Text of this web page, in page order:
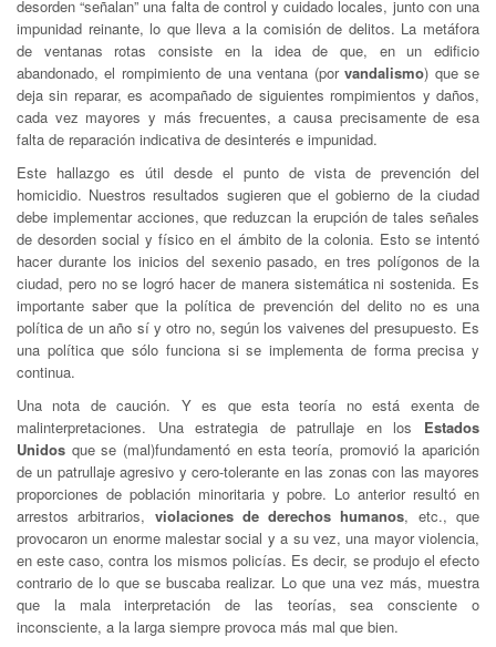
desorden “señalan” una falta de control y cuidado locales, junto con una
impunidad reinante, lo que lleva a la comisión de delitos. La metáfora
de ventanas rotas consiste en la idea de que, en un edificio
abandonado, el rompimiento de una ventana (porvandalismo) que se
deja sin reparar, es acompañado de siguientes rompimientos y daños,
cada vez mayores y más frecuentes, a causa precisamente de esa
falta de reparación indicativa de desinterés e impunidad.
Este hallazgo es útil desde el punto de vista de prevención del
homicidio. Nuestros resultados sugieren que el gobierno de la ciudad
debe implementar acciones, que reduzcan la erupción de tales señales
de desorden social y físico en el ámbito de la colonia. Esto se intentó
hacer durante los inicios del sexenio pasado, en tres polígonos de la
ciudad, pero no se logró hacer de manera sistemática ni sostenida. Es
importante saber que la política de prevención del delito no es una
política de un año sí y otro no, según los vaivenes del presupuesto. Es
una política que sólo funciona si se implementa de forma precisa y
continua.
Una nota de caución. Y es que esta teoría no está exenta de
malinterpretaciones. Una estrategia de patrullaje en los Estados
Unidos que se (mal)fundamentó en esta teoría, promovió la aparición
de un patrullaje agresivo y cero-tolerante en las zonas con las mayores
proporciones de población minoritaria y pobre. Lo anterior resultó en
arrestos arbitrarios, violaciones de derechos humanos, etc., que
provocaron un enorme malestar social y a su vez, una mayor violencia,
en este caso, contra los mismos policías. Es decir, se produjo el efecto
contrario de lo que se buscaba realizar. Lo que una vez más, muestra
que la mala interpretación de las teorías, sea consciente o
inconsciente, a la larga siempre provoca más mal que bien.